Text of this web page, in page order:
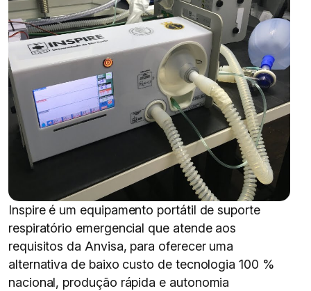
Inspire é um equipamento portátil de suporte
respiratório emergencial que atende aos
requisitos da Anvisa, para oferecer uma
alternativa de baixo custo de tecnologia 100 %
nacional, produção rápida e autonomia